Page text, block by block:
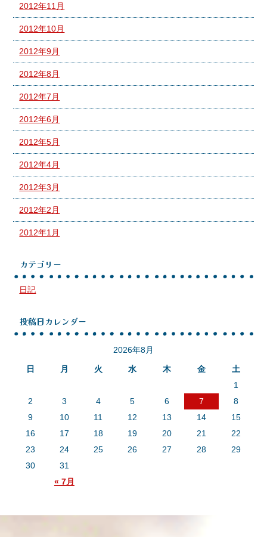
2012年11月
2012年10月
2012年9月
2012年8月
2012年7月
2012年6月
2012年5月
2012年4月
2012年3月
2012年2月
2012年1月
カテゴリー
日記
投稿日カレンダー
2026年8月
日
月 火 水 木 金 土
« 7月
1
2
3 4 5 6 7
8
9
10 11 12 13 14
15
16
17 18 19 20 21
22
23
24 25 26 27 28
29
30
31